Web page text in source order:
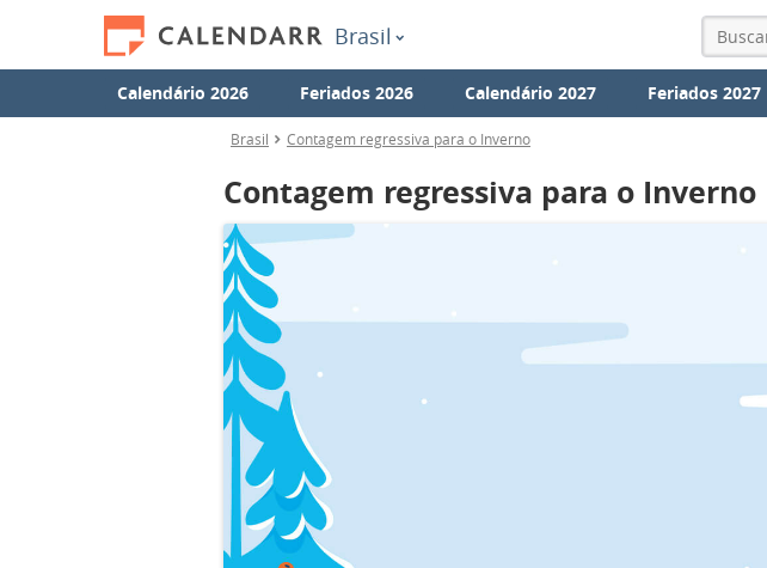
Brasil
Calendário 2026 Feriados 2026 Calendário 2027 Feriados 2027
Brasil Contagem regressiva para o Inverno
Contagem regressiva para o Inverno